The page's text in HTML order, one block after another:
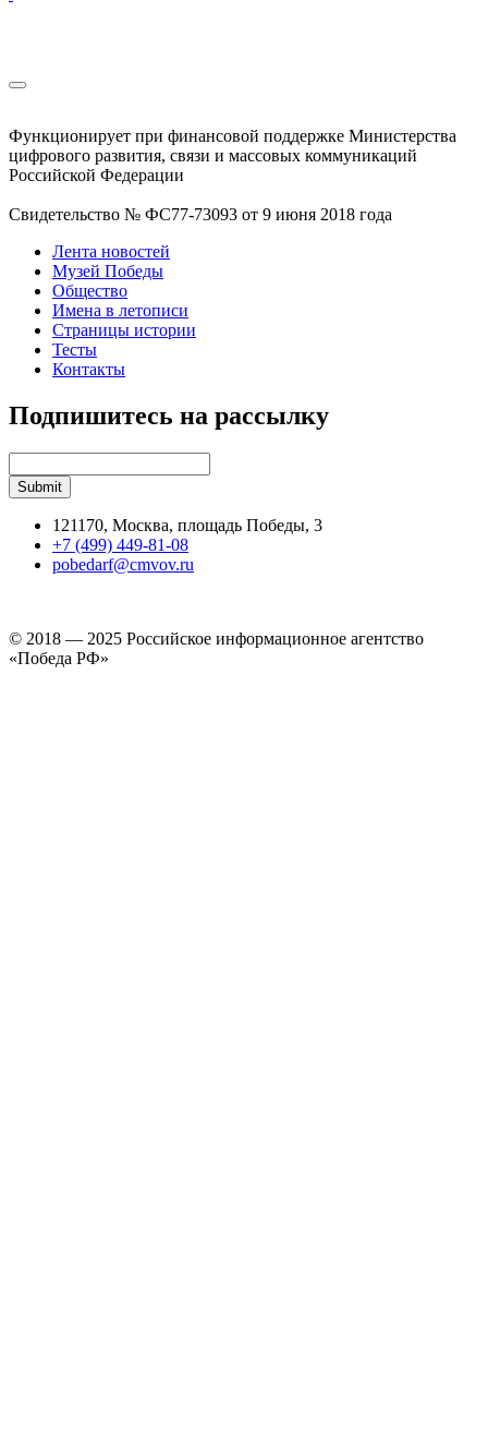
Функционирует при финансовой поддержке Министерства
цифрового развития, связи и массовых коммуникаций
Российской Федерации
Свидетельство № ФС77-73093 от 9 июня 2018 года
Лента новостей
Музей Победы
Общество
Имена в летописи
Страницы истории
Тесты
Контакты
Подпишитесь на рассылку
121170, Москва, площадь Победы, 3
+7 (499) 449-81-08
pobedarf@cmvov.ru
© 2018 — 2025 Российское информационное агентство
«Победа РФ»